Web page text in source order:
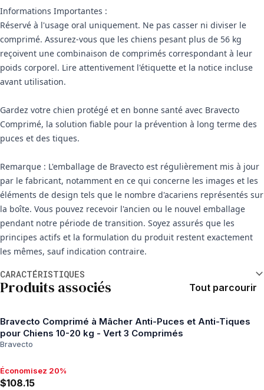
Informations Importantes :
Réservé à l'usage oral uniquement. Ne pas casser ni diviser le
comprimé. Assurez-vous que les chiens pesant plus de 56 kg
reçoivent une combinaison de comprimés correspondant à leur
poids corporel. Lire attentivement l'étiquette et la notice incluse
avant utilisation.
Gardez votre chien protégé et en bonne santé avec Bravecto
Comprimé, la solution fiable pour la prévention à long terme des
puces et des tiques.
Remarque : L'emballage de Bravecto est régulièrement mis à jour
par le fabricant, notamment en ce qui concerne les images et les
éléments de design tels que le nombre d'acariens représentés sur
la boîte. Vous pouvez recevoir l'ancien ou le nouvel emballage
pendant notre période de transition. Soyez assurés que les
principes actifs et la formulation du produit restent exactement
les mêmes, sauf indication contraire.
CARACTÉRISTIQUES
Produits associés Tout parcourir
Bravecto Comprimé à Mâcher Anti-Puces et Anti-Tiques
pour Chiens 10-20 kg - Vert 3 Comprimés
Bravecto
Économisez 20%, $108.15
Économisez 20%
$108.15